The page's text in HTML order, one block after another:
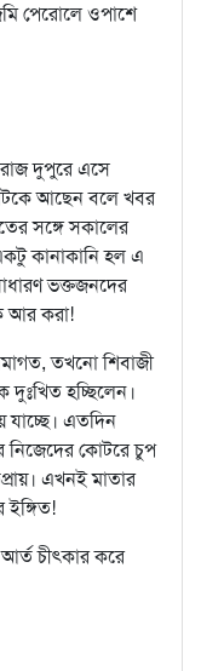
পেরোলে ওপাশে
দুপুরে এসে
আছেন বলে খবর
সঙ্গে সকালের
কানাকানি হল এ
ভক্তজনদের
আর করা!
তখনো শিবাজী
হচ্ছিলেন।
এতদিন
নিজেদের কোটরে চুপ
এখনই মাতার
চীৎকার করে